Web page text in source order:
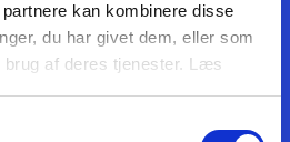
kan kombinere disse
du har givet dem, eller som
af deres tjenester. Læs